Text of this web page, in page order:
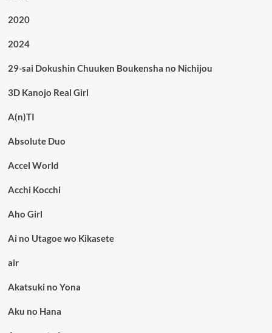
2020
2024
29-sai Dokushin Chuuken Boukensha no Nichijou
3D Kanojo Real Girl
A(n)TI
Absolute Duo
Accel World
Acchi Kocchi
Aho Girl
Ai no Utagoe wo Kikasete
air
Akatsuki no Yona
Aku no Hana